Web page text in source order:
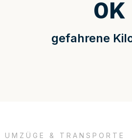
gefahrene
0K
UMZÜGE & TRANSPORTE